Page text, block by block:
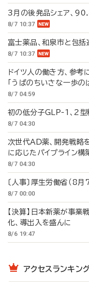
3月の後発品シェア、
8/7 10:37
富士薬品、和泉市と包
8/7 10:37
ドイツ人の働き方、
「うぱのちいさな一歩の
8/7 04:59
初の低分子GLP-1、2
8/7 04:30
次世代AD薬、開発戦略
に応じたパイプライン構
8/7 04:30
〔人事〕厚生労働省（8
8/7 00:00
【決算】日本新薬が事
化、導出入を盛んに
8/6 19:47
アクセスランキン